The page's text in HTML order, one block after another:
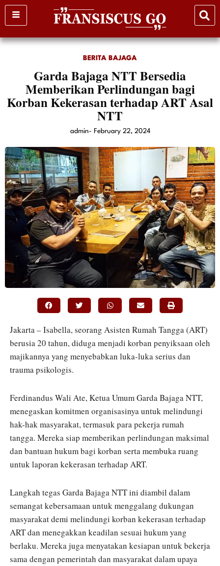
Skip
to
BERITA BAJAGA
Garda Bajaga NTT Bersedia
Memberikan Perlindungan bagi
Korban Kekerasan terhadap ART Asal
NTT
admin- February 22, 2024
Jakarta – Isabella, seorang Asisten Rumah Tangga (ART)
berusia 20 tahun, diduga menjadi korban penyiksaan oleh
majikannya yang menyebabkan luka-luka serius dan
trauma psikologis.
Ferdinandus Wali Ate, Ketua Umum Garda Bajaga NTT,
menegaskan komitmen organisasinya untuk melindungi
hak-hak masyarakat, termasuk para pekerja rumah
tangga. Mereka siap memberikan perlindungan maksimal
dan bantuan hukum bagi korban serta membuka ruang
untuk laporan kekerasan terhadap ART.
Langkah tegas Garda Bajaga NTT ini diambil dalam
semangat kebersamaan untuk menggalang dukungan
masyarakat demi melindungi korban kekerasan terhadap
ART dan menegakkan keadilan sesuai hukum yang
berlaku. Mereka juga menyatakan kesiapan untuk bekerja
sama dengan pemerintah dan masyarakat dalam upaya